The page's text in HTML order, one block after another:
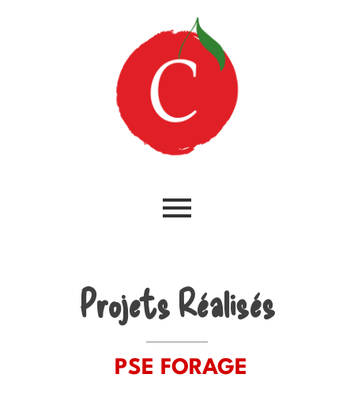
Projets Réalisés
PSE FORAGE